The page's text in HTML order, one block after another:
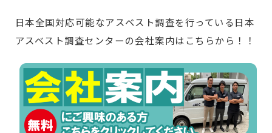
日本全国対応可能なアスベスト調査を行っている日本
アスベスト調査センターの会社案内はこちらから！！